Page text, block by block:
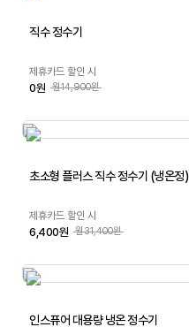
직수 정수기
제휴카드 할인 시
0원 월14,900원
초소형 플러스 직수 정수기 (냉온정)
제휴카드 할인 시
6,400원 월31,400원
인스퓨어 대용량 냉온 정수기